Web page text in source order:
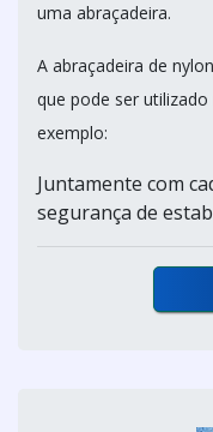
uma abraçadeira.
A abraçadeira de
que pode ser
exemplo:
Juntamente com
segurança de